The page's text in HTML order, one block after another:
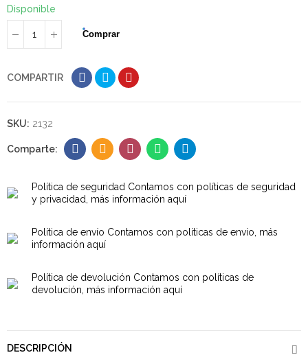
Disponible
Comprar
COMPARTIR
SKU: 2132
Política de seguridad Contamos con políticas de seguridad
y privacidad, más información aquí
Política de envío Contamos con políticas de envío, más
información aquí
Política de devolución Contamos con políticas de
devolución, más información aquí
DESCRIPCIÓN